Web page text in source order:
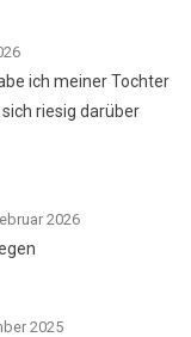
ich meiner Tochter
riesig darüber
2026
2025